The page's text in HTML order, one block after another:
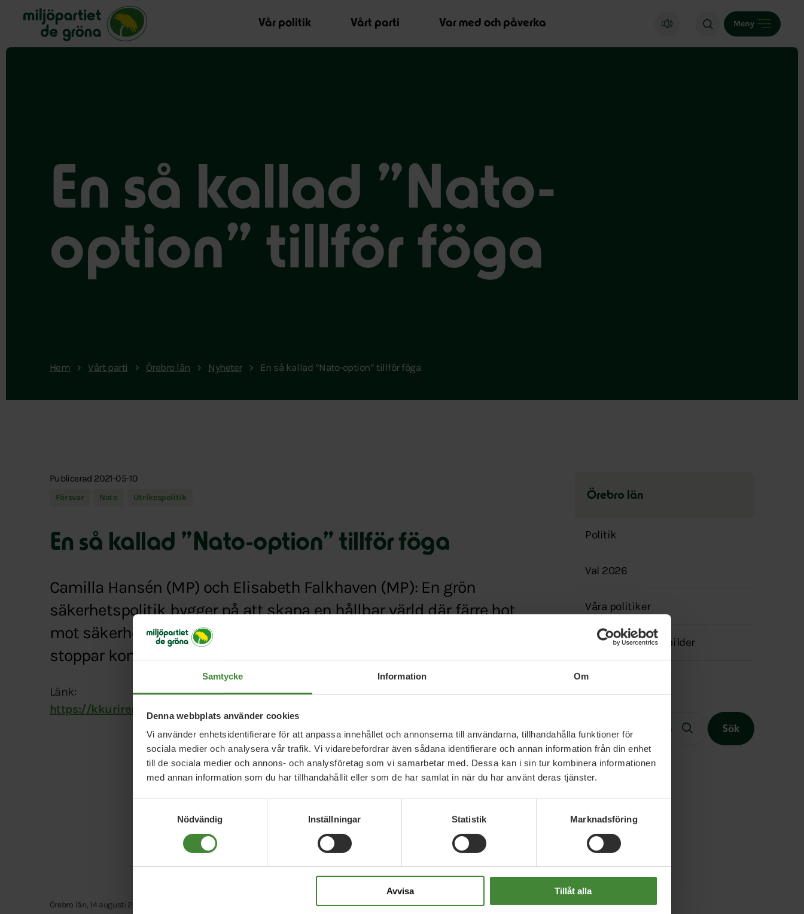
Samtycke Information Om
Denna webbplats använder cookies
Vi använder enhetsidentifierare för att anpassa innehållet och annonserna till användarna, tillhandahålla funktioner för
sociala medier och analysera vår trafik. Vi vidarebefordrar även sådana identifierare och annan information från din enhet
till de sociala medier och annons- och analysföretag som vi samarbetar med. Dessa kan i sin tur kombinera informationen
med annan information som du har tillhandahållit eller som de har samlat in när du har använt deras tjänster.
Nödvändig
Inställningar Statistik Marknadsföring
Avvisa Tillåt alla
Miljöpartiet de gröna, startsida
Vår politik
Vårt parti Var med och påverka Meny
En så kallad ”Nato-
option” tillför föga
Hem Vårt parti Örebro län Nyheter En så kallad ”Nato-option” tillför föga
Publicerad 2021-05-10
Försvar Nato Utrikespolitik
En så kallad ”Nato-option” tillför föga
Camilla Hansén (MP) och Elisabeth Falkhaven (MP): En grön
säkerhetspolitik bygger på att skapa en hållbar värld där färre hot
mot säkerheten uppstår och där vi genom förebyggande arbete
stoppar konflikter innan de uppstår.
Länk:
https://kkuriren.se/artikel/en-sa-kallad-nato-option-tillfor-foga/lz28kz1l
Örebro län
över
menyn
Politik
Val 2026
Våra politiker
Kontakt & pressbilder
Sök
Relaterade nyheter
Örebro län, 14 augusti 2021